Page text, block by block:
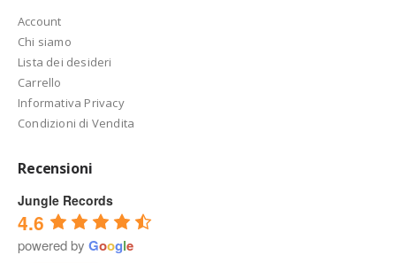
Account
Chi siamo
Lista dei desideri
Carrello
Informativa Privacy
Condizioni di Vendita
Recensioni
Jungle Records
4.6
powered by Google